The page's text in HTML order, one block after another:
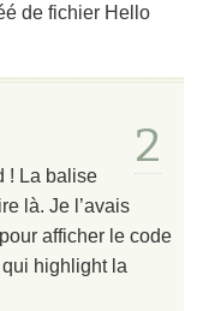
de fichier Hello
2
! La balise
là. Je l’avais
afficher le code
highlight la